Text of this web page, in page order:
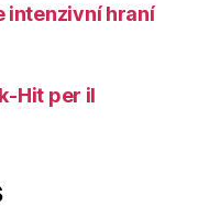
intenzivní hraní
per il